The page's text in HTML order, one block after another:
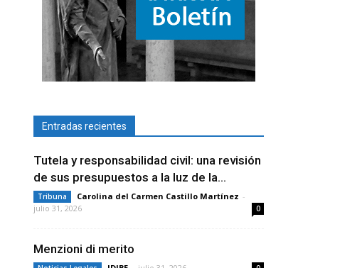
Entradas recientes
Tutela y responsabilidad civil: una revisión
de sus presupuestos a la luz de la...
Tribuna Carolina del Carmen Castillo Martínez -
julio 31, 2026
0
Menzioni di merito